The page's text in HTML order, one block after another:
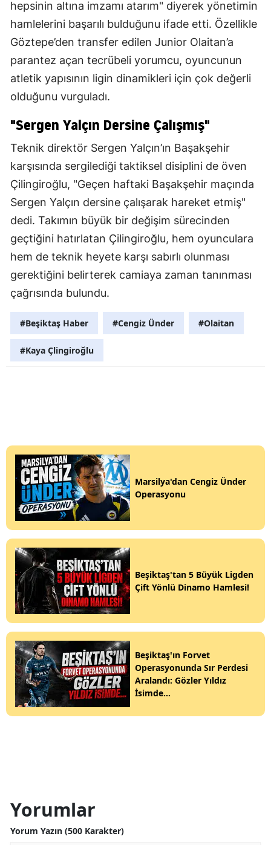
hepsinin altına imzamı atarım" diyerek yönetimin
hamlelerini başarılı bulduğunu ifade etti. Özellikle
Göztepe’den transfer edilen Junior Olaitan’a
parantez açan tecrübeli yorumcu, oyuncunun
atletik yapısının ligin dinamikleri için çok değerli
olduğunu vurguladı.
"Sergen Yalçın Dersine Çalışmış"
Teknik direktör Sergen Yalçın’ın Başakşehir
karşısında sergilediği taktiksel disiplini de öven
Çilingiroğlu, "Geçen haftaki Başakşehir maçında
Sergen Yalçın dersine çalışarak hareket etmiş"
dedi. Takımın büyük bir değişim sürecinden
geçtiğini hatırlatan Çilingiroğlu, hem oyunculara
hem de teknik heyete karşı sabırlı olunması
gerektiğini belirterek camiaya zaman tanınması
çağrısında bulundu.
#Beşiktaş Haber #Cengiz Ünder #Olaitan
#Kaya Çlingiroğlu
Marsilya'dan Cengiz Ünder
Operasyonu
Beşiktaş'tan 5 Büyük Ligden
Çift Yönlü Dinamo Hamlesi!
Beşiktaş'ın Forvet
Operasyonunda Sır Perdesi
Aralandı: Gözler Yıldız
İsimde...
Yorumlar
Yorum Yazın (500 Karakter)